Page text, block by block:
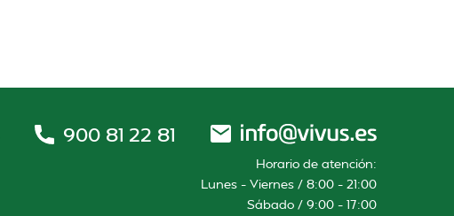
900 81 22 81
Horario de atención:
Lunes – Viernes / 8:00 – 21:00
Sábado / 9:00 – 17:00